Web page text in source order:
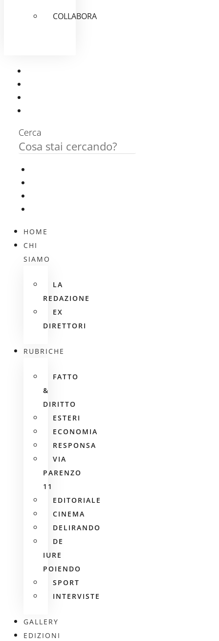
COLLABORA
Cerca
HOME
CHI
SIAMO
LA
REDAZIONE
EX
DIRETTORI
RUBRICHE
FATTO
&
DIRITTO
ESTERI
ECONOMIA
RESPONSA
VIA
PARENZO
11
EDITORIALE
CINEMA
DELIRANDO
DE
IURE
POIENDO
SPORT
INTERVISTE
GALLERY
EDIZIONI